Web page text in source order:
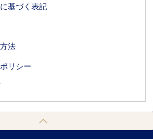
基づく表記
法
リシー